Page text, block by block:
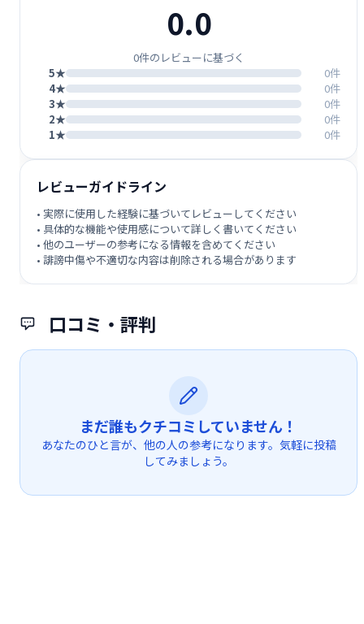
口コミ・評判
まだ誰もクチコミしていません！
あなたのひと言が、他の人の参考になります。気軽に投稿
してみましょう。
0.0
0件のレビューに基づく
5★
0件
4★
0件
3★
0件
2★
0件
1★
0件
レビューガイドライン
• 実際に使用した経験に基づいてレビューしてください
• 具体的な機能や使用感について詳しく書いてください
• 他のユーザーの参考になる情報を含めてください
• 誹謗中傷や不適切な内容は削除される場合があります